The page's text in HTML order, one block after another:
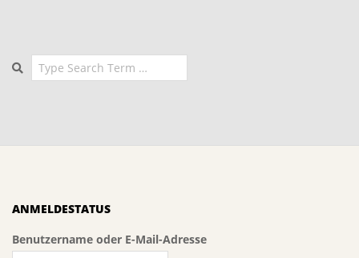
Search
ANMELDESTATUS
Benutzername oder E-Mail-Adresse